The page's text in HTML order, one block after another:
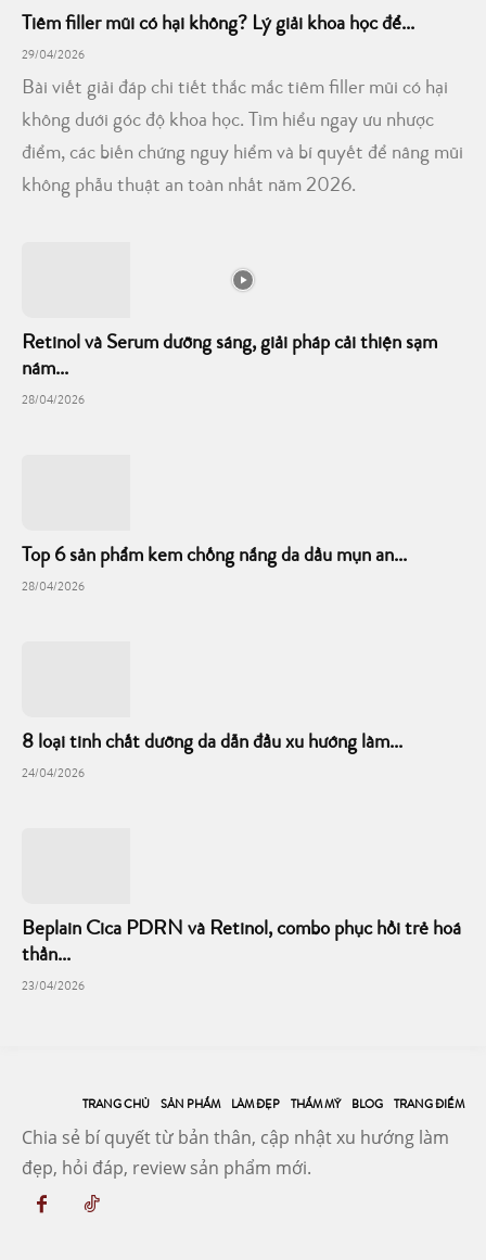
Tiêm filler mũi có hại không? Lý giải khoa học để...
29/04/2026
Bài viết giải đáp chi tiết thắc mắc tiêm filler mũi có hại
không dưới góc độ khoa học. Tìm hiểu ngay ưu nhược
điểm, các biến chứng nguy hiểm và bí quyết để nâng mũi
không phẫu thuật an toàn nhất năm 2026.
Retinol và Serum dưỡng sáng, giải pháp cải thiện sạm
nám...
28/04/2026
Top 6 sản phẩm kem chống nắng da dầu mụn an...
28/04/2026
8 loại tinh chất dưỡng da dẫn đầu xu hướng làm...
24/04/2026
Beplain Cica PDRN và Retinol, combo phục hồi trẻ hoá
thần...
23/04/2026
TRANG CHỦ SẢN PHẨM LÀM ĐẸP THẨM MỸ BLOG TRANG ĐIỂM
Chia sẻ bí quyết từ bản thân, cập nhật xu hướng làm
đẹp, hỏi đáp, review sản phẩm mới.